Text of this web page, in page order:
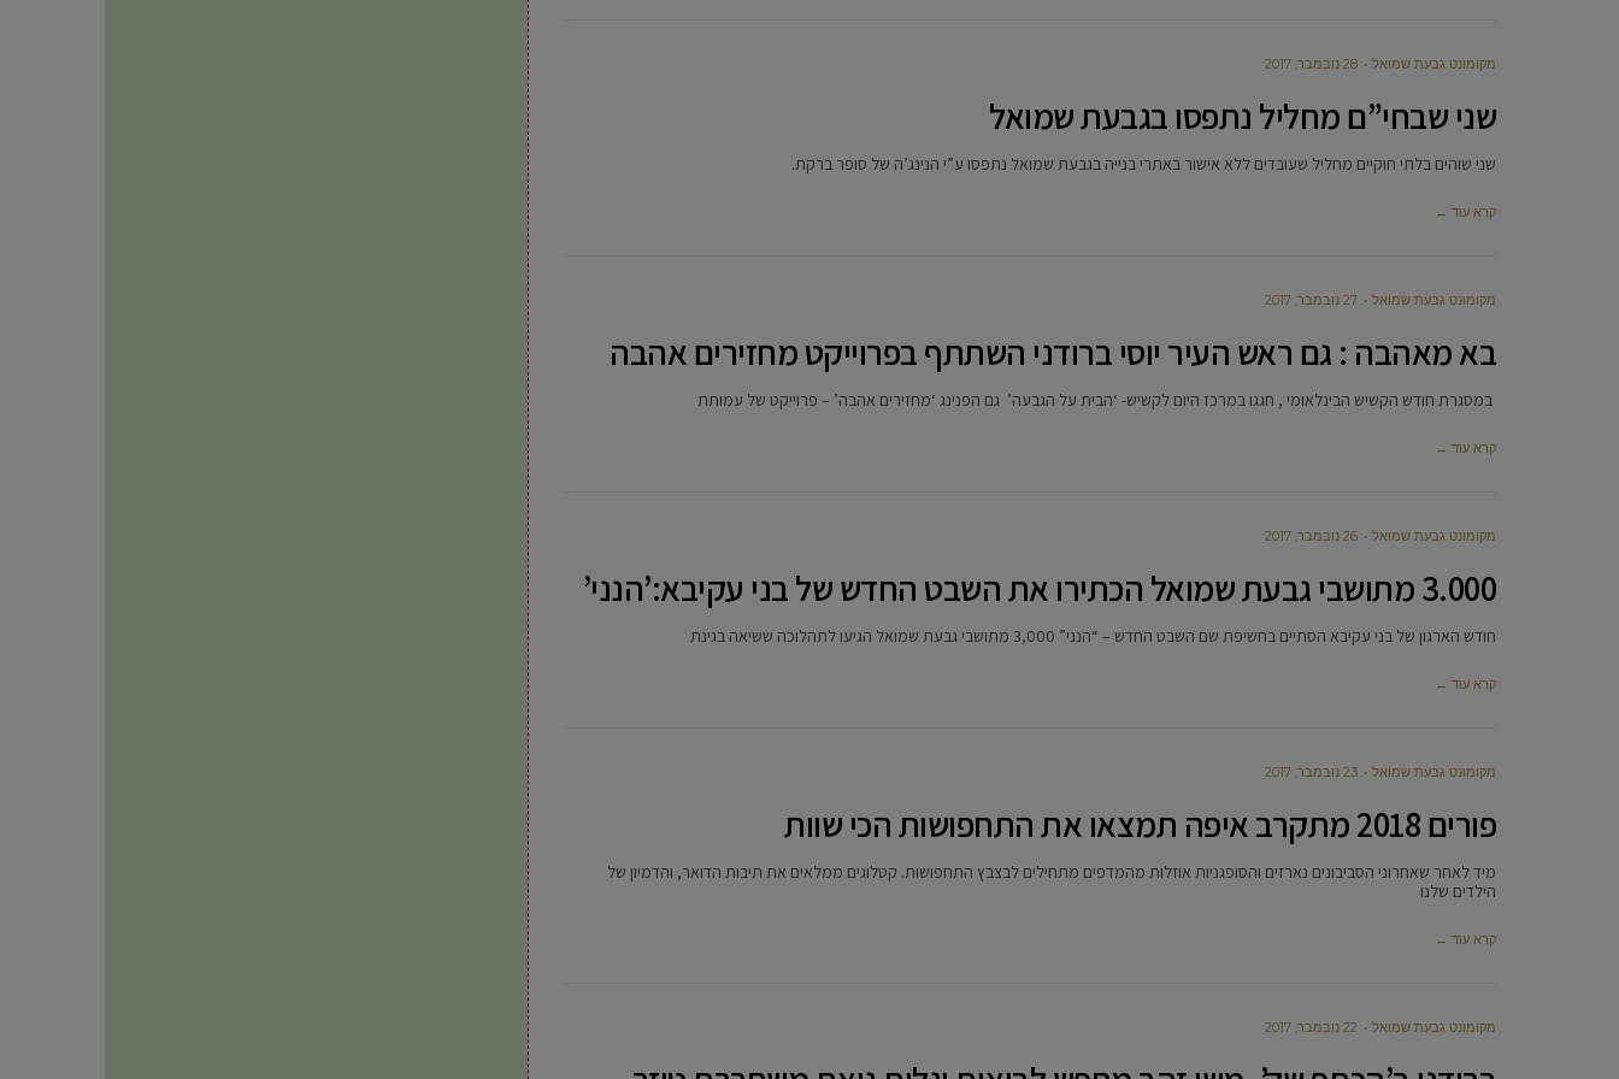
מקומונט גבעת שמואל 28 נובמבר, 2017
שני שבחי”ם מחליל נתפסו בגבעת שמואל
שני שוהים בלתי חוקיים מחליל שעובדים ללא אישור באתרי בנייה בגבעת שמואל נתפסו ע”י הנינג’ה של סופר ברקת.
קרא עוד ←
מקומונט גבעת שמואל 27 נובמבר, 2017
בא מאהבה : גם ראש העיר יוסי ברודני השתתף בפרוייקט מחזירים אהבה
במסגרת חודש הקשיש הבינלאומי , חגגו במרכז היום לקשיש- ‘הבית על הגבעה’ גם הפנינג ‘מחזירים אהבה’ – פרוייקט של עמותת
קרא עוד ←
מקומונט גבעת שמואל 26 נובמבר, 2017
3.000 מתושבי גבעת שמואל הכתירו את השבט החדש של בני עקיבא:’הנני’
חודש הארגון של בני עקיבא הסתיים בחשיפת שם השבט החדש – “הנני” 3,000 מתושבי גבעת שמואל הגיעו לתהלוכה ששיאה בגינת
קרא עוד ←
מקומונט גבעת שמואל 23 נובמבר, 2017
פורים 2018 מתקרב איפה תמצאו את התחפושות הכי שוות
מיד לאחר שאחרוני הסביבונים נארזים והסופגניות אוזלות מהמדפים מתחילים לבצבץ התחפושות. קטלוגים ממלאים את תיבות הדואר, והדמיון של
הילדים שלנו
קרא עוד ←
מקומונט גבעת שמואל 22 נובמבר, 2017